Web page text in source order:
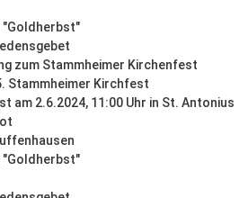
zum Stammheimer Kirchenfest
Stammheimer Kirchfest
am 2.6.2024, 11:00 Uhr in St. Antonius